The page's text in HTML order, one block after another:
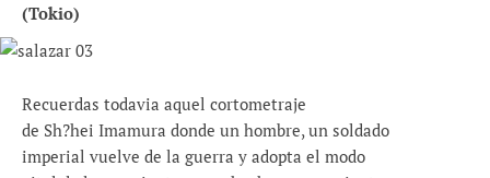
(Tokio)
Recuerdas todavia aquel cortometraje
de Sh?hei Imamura donde un hombre, un soldado
imperial vuelve de la guerra y adopta el modo